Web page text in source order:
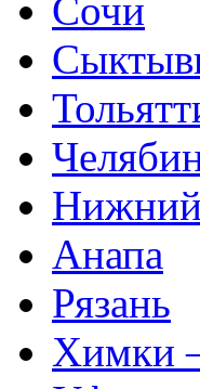
Сочи
Анапа
Рязань
Химки